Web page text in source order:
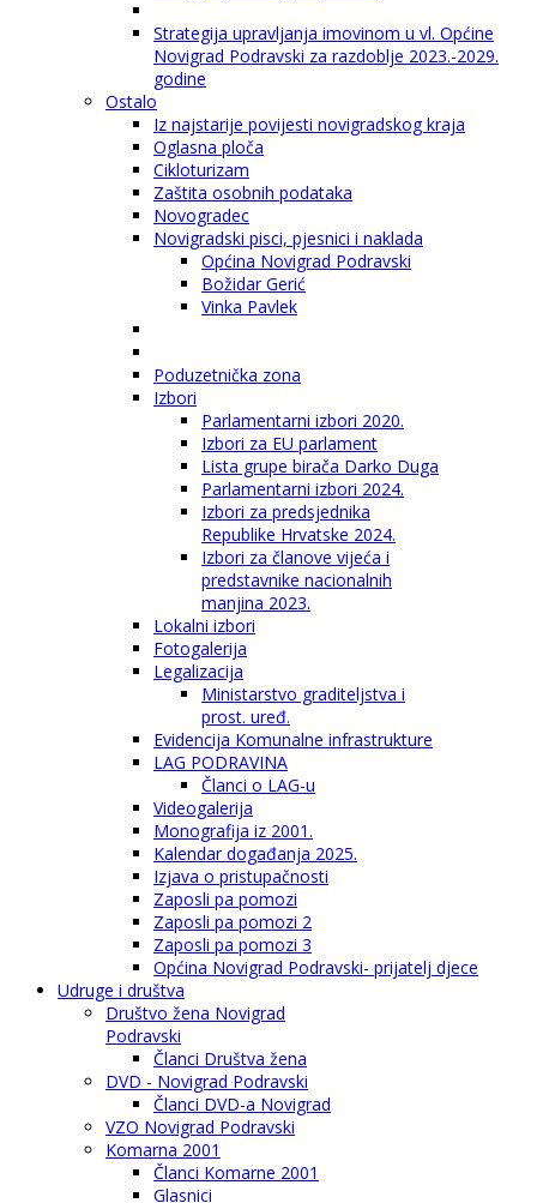
Strategija upravljanja imovinom u vl. Općine
Novigrad Podravski za razdoblje 2023.-2029.
godine
Ostalo
Iz najstarije povijesti novigradskog kraja
Oglasna ploča
Cikloturizam
Zaštita osobnih podataka
Novogradec
Novigradski pisci, pjesnici i naklada
Općina Novigrad Podravski
Božidar Gerić
Vinka Pavlek
Poduzetnička zona
Izbori
Parlamentarni izbori 2020.
Izbori za EU parlament
Lista grupe birača Darko Duga
Parlamentarni izbori 2024.
Izbori za predsjednika
Republike Hrvatske 2024.
Izbori za članove vijeća i
predstavnike nacionalnih
manjina 2023.
Lokalni izbori
Fotogalerija
Legalizacija
Ministarstvo graditeljstva i
prost. uređ.
Evidencija Komunalne infrastrukture
LAG PODRAVINA
Članci o LAG-u
Videogalerija
Monografija iz 2001.
Kalendar događanja 2025.
Izjava o pristupačnosti
Zaposli pa pomozi
Zaposli pa pomozi 2
Zaposli pa pomozi 3
Općina Novigrad Podravski- prijatelj djece
Udruge i društva
Društvo žena Novigrad
Podravski
Članci Društva žena
DVD - Novigrad Podravski
Članci DVD-a Novigrad
VZO Novigrad Podravski
Komarna 2001
Članci Komarne 2001
Glasnici